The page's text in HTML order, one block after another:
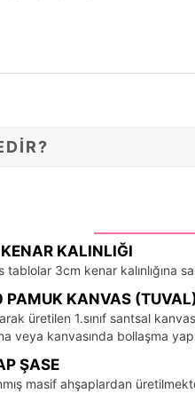
KALINLIĞI
tablolar 3cm kenar kalınlığına
PAMUK KANVAS
üretilen 1.sınıf santsal
veya kanvasında bollaşma
ŞASE
masif ahşaplardan